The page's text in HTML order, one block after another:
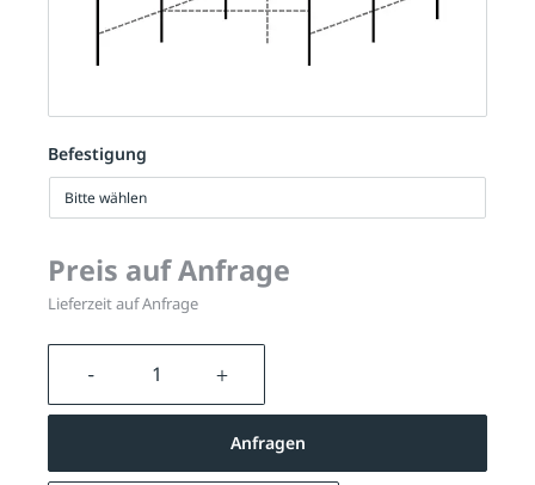
Befestigung
Bitte wählen
Preis auf Anfrage
Lieferzeit auf Anfrage
Produkt Anzahl: Gib den
Anfragen